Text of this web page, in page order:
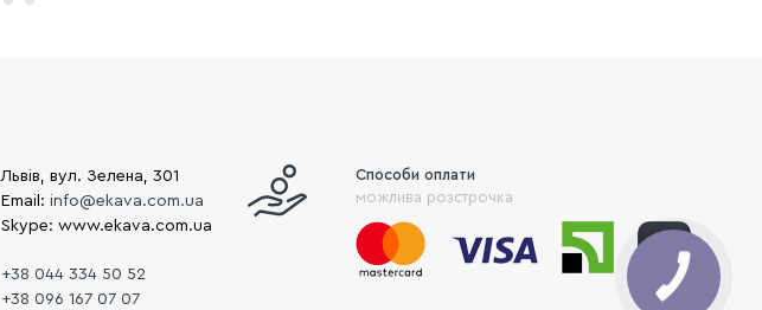
Львів, вул. Зелена, 301
Email:info@ekava.com.ua
Skype: www.ekava.com.ua
+38 044 334 50 52
+38 096 167 07 07
Способи оплати
можлива розстрочка